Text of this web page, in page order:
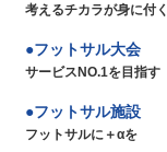
考えるチカラが身に付く
フットサル大会
サービスNO.1を目指す
フットサル施設
フットサルに＋αを